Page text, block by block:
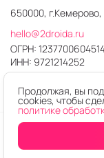
650000,
hello@2droida.ru
ОГРН:
ИНН: 9721214252
© 2026. Любое
Интернет-магазин
Продолжая, вы
cookies, чтобы
политике